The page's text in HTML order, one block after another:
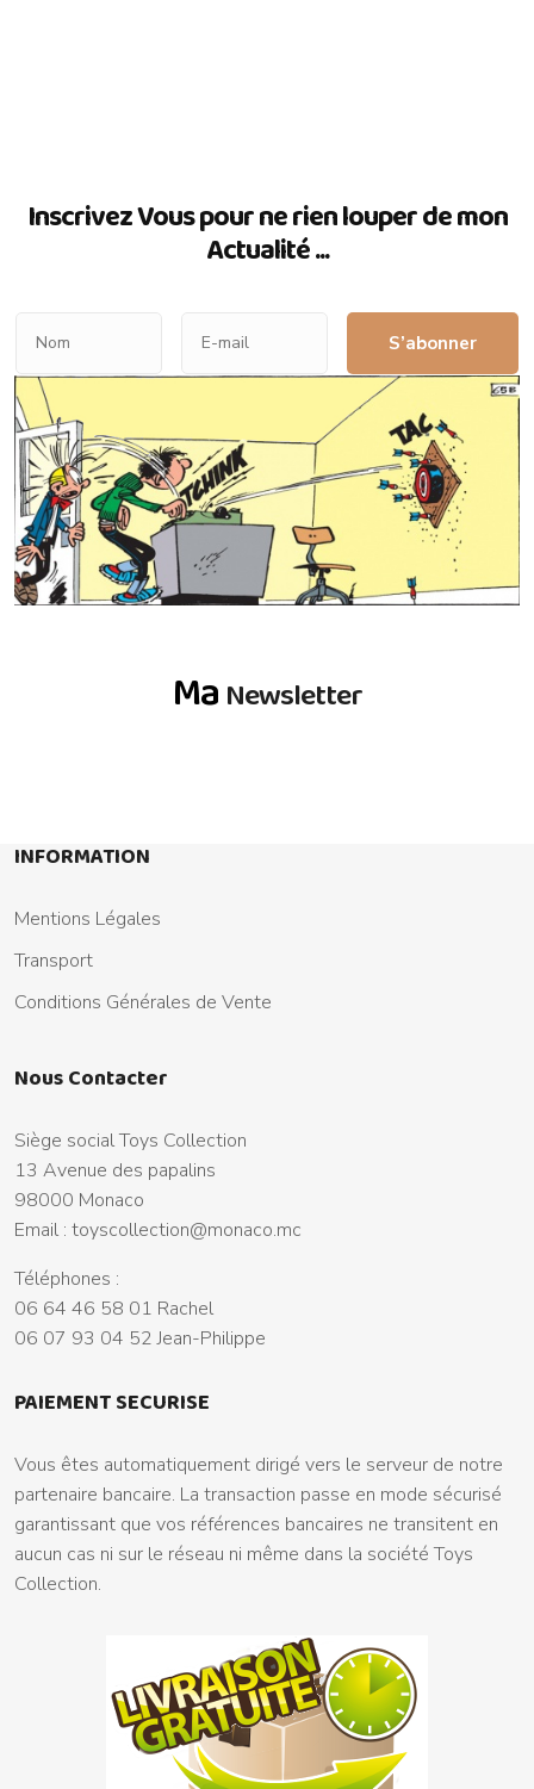
Inscrivez Vous pour ne rien louper de mon
Actualité ...
S’abonner
Ma Newsletter
INFORMATION
Mentions Légales
Transport
Conditions Générales de Vente
Nous Contacter
Siège social Toys Collection
13 Avenue des papalins
98000 Monaco
Email : toyscollection@monaco.mc
Téléphones :
06 64 46 58 01 Rachel
06 07 93 04 52 Jean-Philippe
PAIEMENT SECURISE
Vous êtes automatiquement dirigé vers le serveur de notre
partenaire bancaire. La transaction passe en mode sécurisé
garantissant que vos références bancaires ne transitent en
aucun cas ni sur le réseau ni même dans la société Toys
Collection.